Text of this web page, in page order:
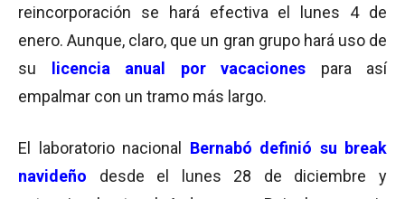
reincorporación se hará efectiva el lunes 4 de
enero. Aunque, claro, que un gran grupo hará uso de
su
licencia anual por vacaciones para así
empalmar con un tramo más largo.
El laboratorio nacional Bernabó definió su break
navideño
desde el lunes 28 de diciembre y